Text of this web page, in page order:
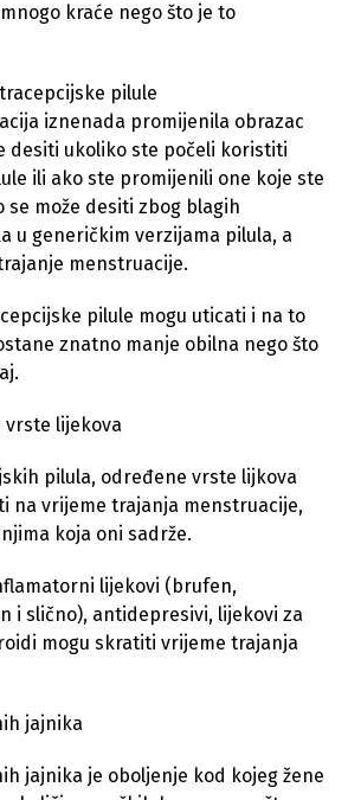
kraće nego što je to
pilule
iznenada promijenila obrazac
desiti ukoliko ste počeli koristiti
ili ako ste promijenili one koje ste
se može desiti zbog blagih
u generičkim verzijama pilula, a
menstruacije.
pilule mogu uticati i na to
znatno manje obilna nego što
lijekova
pilula, određene vrste lijkova
na vrijeme trajanja menstruacije,
koja oni sadrže.
lijekovi (brufen,
i slično), antidepresivi, lijekovi za
mogu skratiti vrijeme trajanja
jajnika
jajnika je oboljenje kod kojeg žene